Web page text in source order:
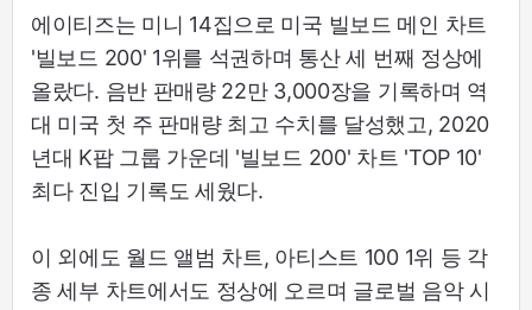
에이티즈는 미니 14집으로 미국 빌보드 메인 차트
'빌보드 200' 1위를 석권하며 통산 세 번째 정상에
올랐다. 음반 판매량 22만 3,000장을 기록하며 역
대 미국 첫 주 판매량 최고 수치를 달성했고, 2020
년대 K팝 그룹 가운데 '빌보드 200' 차트 'TOP 10'
최다 진입 기록도 세웠다.
이 외에도 월드 앨범 차트, 아티스트 100 1위 등 각
종 세부 차트에서도 정상에 오르며 글로벌 음악 시